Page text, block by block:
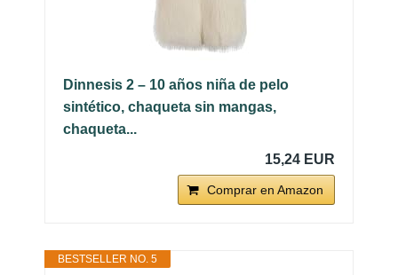
Dinnesis 2 – 10 años niña de pelo
sintético, chaqueta sin mangas,
chaqueta...
15,24 EUR
Comprar en Amazon
BESTSELLER NO. 5